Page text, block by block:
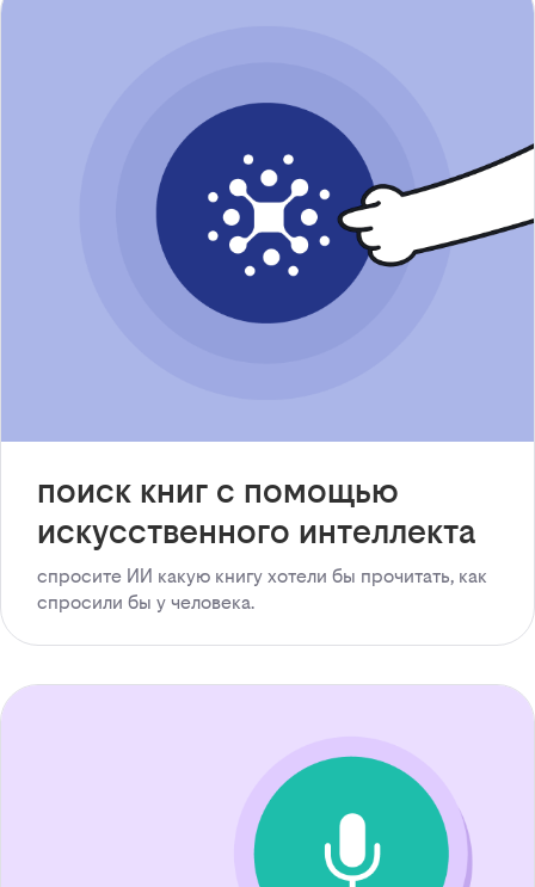
поиск книг с помощью
искусственного интеллекта
спросите ИИ какую книгу хотели бы прочитать, как
спросили бы у человека.